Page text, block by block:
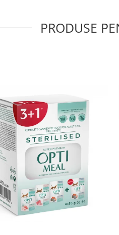
PRODUSE